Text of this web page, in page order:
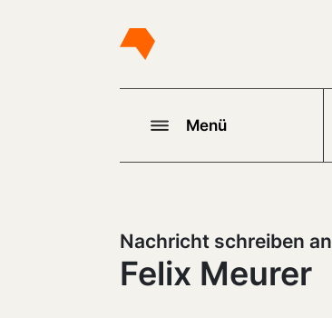
Menü
Nachricht schreiben an
Felix Meurer